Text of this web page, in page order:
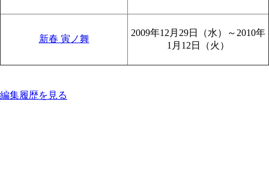
新春 寅ノ舞
2009年12月29日（水）～2010年
1月12日（火）
編集履歴を見る